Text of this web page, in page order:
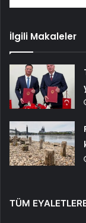
İlgili Makaleler
TÜM